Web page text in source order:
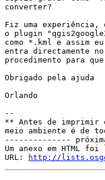
converter?
Fiz uma
o plugin
como *.kml e assim
entra directamente
procedimento para
Obrigado pela ajuda
Orlando
--
** Antes de imprimir
meio ambiente é de
--------------
Um anexo em HTML
URL:
http://